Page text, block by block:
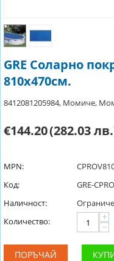
GRE Соларно
810x470см.
8412081205984, Момиче,
€144.20(282.03
MPN:
Код:
GRE-
Наличност:
Количество:
+
−
ПОРЪЧАЙ